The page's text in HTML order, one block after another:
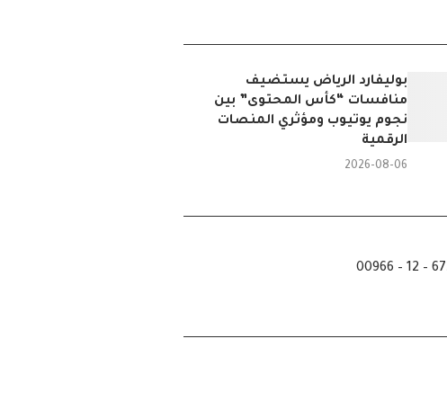
بوليفارد الرياض يستضيف
منافسات “كأس المحتوى” بين
نجوم يوتيوب ومؤثري المنصات
الرقمية
2026-08-06